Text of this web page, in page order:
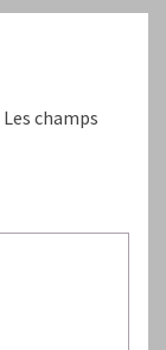
Les champs